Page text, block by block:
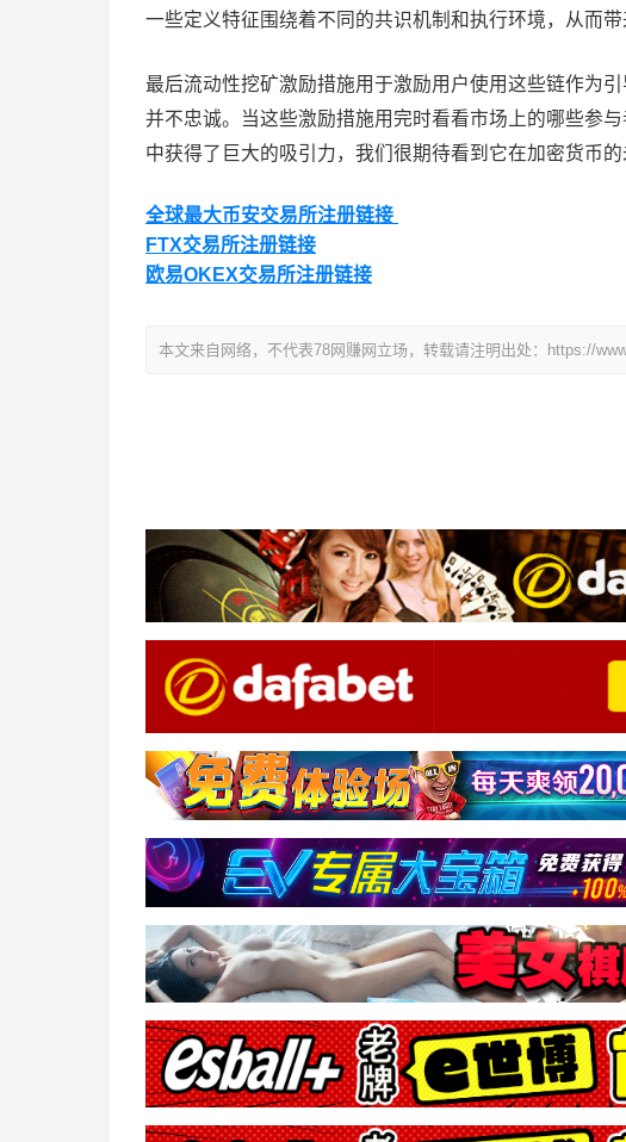
一些定义特征围绕着不同的共识机制和执行环境，从而带
最后流动性挖矿激励措施用于激励用户使用这些链作为
并不忠诚。当这些激励措施用完时看看市场上的哪些参
中获得了巨大的吸引力，我们很期待看到它在加密货币的
全球最大币安交易所注册链接
FTX交易所注册链接
欧易OKEX交易所注册链接
本文来自网络，不代表78网赚网立场，转载请注明出处：https://